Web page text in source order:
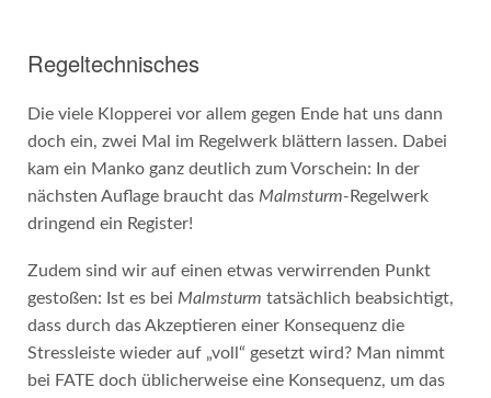
Regeltechnisches
Die viele Klopperei vor allem gegen Ende hat uns dann
doch ein, zwei Mal im Regelwerk blättern lassen. Dabei
kam ein Manko ganz deutlich zum Vorschein: In der
nächsten Auflage braucht das Malmsturm- Regelwerk
dringend ein Register!
Zudem sind wir auf einen etwas verwirrenden Punkt
gestoßen: Ist es bei Malmsturm tatsächlich beabsichtigt,
dass durch das Akzeptieren einer Konsequenz die
Stressleiste wieder auf „voll“ gesetzt wird? Man nimmt
bei FATE doch üblicherweise eine Konsequenz, um das